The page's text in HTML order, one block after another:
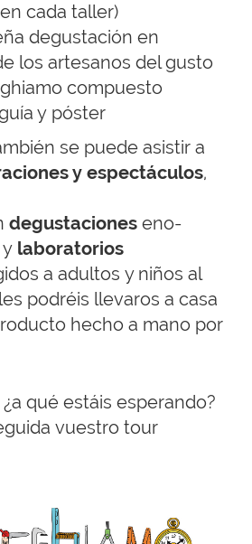
cada taller)
degustación en
los artesanos del gusto
compuesto
y póster
se puede asistir a
y espectáculos,
degustaciones eno-
laboratorios
a adultos y niños al
podréis llevaros a casa
hecho a mano por
qué estáis esperando?
vuestro tour